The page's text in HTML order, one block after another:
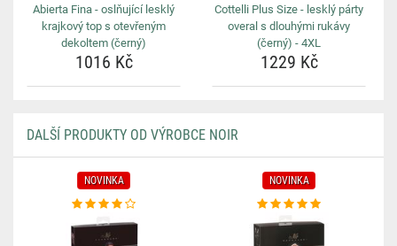
Abierta Fina - oslňující lesklý
krajkový top s otevřeným
dekoltem (černý)
1016 Kč
Cottelli Plus Size - lesklý párty
overal s dlouhými rukávy
(černý) - 4XL
1229 Kč
DALŠÍ PRODUKTY OD VÝROBCE NOIR
NOVINKA NOVINKA